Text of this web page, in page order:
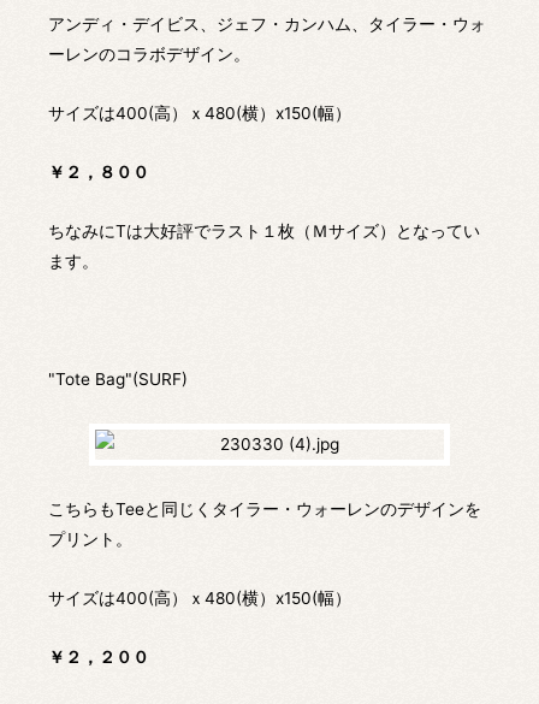
アンディ・デイビス、ジェフ・カンハム、タイラー・ウォ
ーレンのコラボデザイン。
サイズは400(高）ｘ480(横）x150(幅）
￥２，８００
ちなみにTは大好評でラスト１枚（Ｍサイズ）となってい
ます。
"Tote Bag"(SURF)
こちらもTeeと同じくタイラー・ウォーレンのデザインを
プリント。
サイズは400(高）ｘ480(横）x150(幅）
￥２，２００